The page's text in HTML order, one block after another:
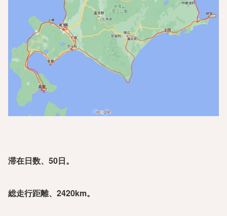
滞在日数、50日。
総走行距離、2420km。